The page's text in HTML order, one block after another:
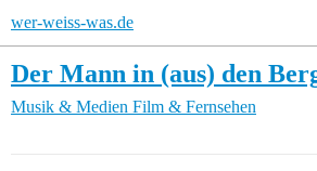
wer-weiss-was.de
Der Mann in (aus) den
Musik & Medien Film & Fernsehen